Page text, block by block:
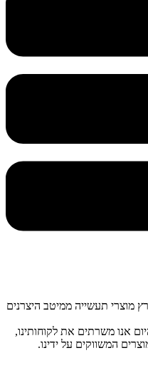
מוצרי תעשייה ממיטב היצרנים
ומאז ועד היום אנו משרתים את לקוחותינו,
המשווקים על ידינו.